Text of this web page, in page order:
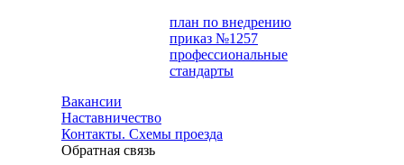
план по внедрению
приказ №1257
профессиональные
стандарты
Вакансии
Наставничество
Контакты. Схемы проезда
Обратная связь